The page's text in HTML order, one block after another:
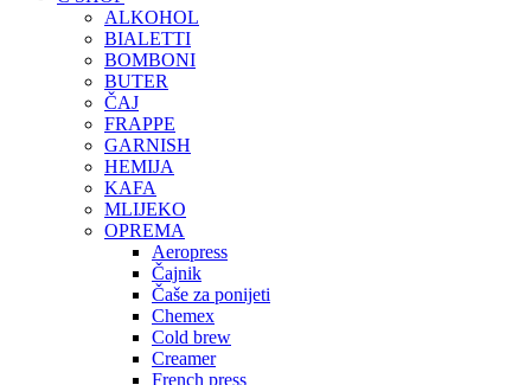
ALKOHOL
BIALETTI
BOMBONI
BUTER
ČAJ
FRAPPE
GARNISH
HEMIJA
KAFA
MLIJEKO
OPREMA
Aeropress
Čajnik
Čaše za ponijeti
Chemex
Cold brew
Creamer
French press